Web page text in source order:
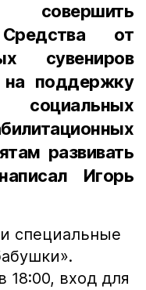
от
сувениров
поддержку
развивать
Игорь
специальные
18:00, вход для